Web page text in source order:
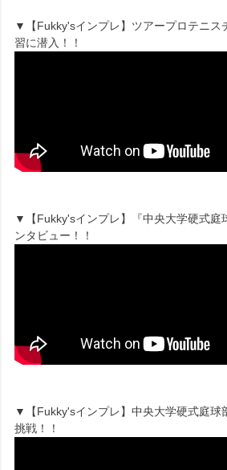
▼【Fukky'sインプレ】ツアープロテニス
習に潜入！！
▼【Fukky'sインプレ】『中央大学硬式庭
ンタビュー！！
▼【Fukky'sインプレ】中央大学硬式庭球
挑戦！！